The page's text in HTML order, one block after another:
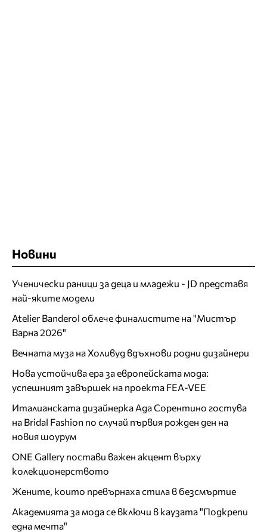
Новини
Ученически раници за деца и младежи - JD представя
най-яките модели
Atelier Banderol облече финалистите на "Мистър
Варна 2026"
Вечната муза на Холивуд вдъхнови родни дизайнери
Нова устойчива ера за европейската мода:
успешният завършек на проекта FEA-VEE
Италианската дизайнерка Ада Сорентино гостува
на Bridal Fashion по случай първия рожден ден на
новия шоурум
ONE Gallery постави важен акцент върху
колекционерството
Жените, които превърнаха стила в безсмъртие
Академията за мода се включи в каузата "Подкрепи
една мечта"